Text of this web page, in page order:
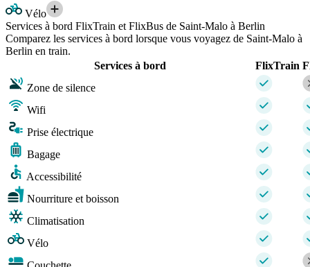
Vélo
Services à bord FlixTrain et FlixBus de Saint-Malo à Berlin
Comparez les services à bord lorsque vous voyagez de Saint-Malo à
Berlin en train.
Services à bord
FlixTrain
Zone de silence
Wifi
Prise électrique
Bagage
Accessibilité
Nourriture et boisson
Climatisation
Vélo